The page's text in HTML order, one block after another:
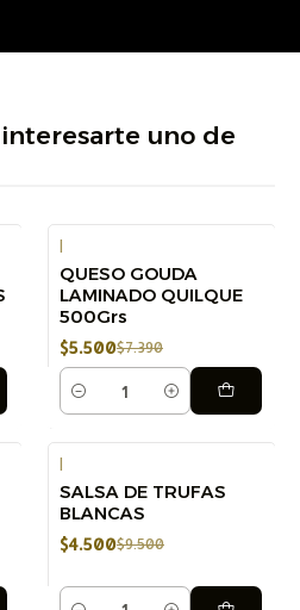
uno de
-26%
|
QUESO GOUDA
LAMINADO QUILQUE
500Grs
$5.500$7.390
Cantidad
-53%
SALSA DE TRUFAS
BLANCAS
$4.500$9.500